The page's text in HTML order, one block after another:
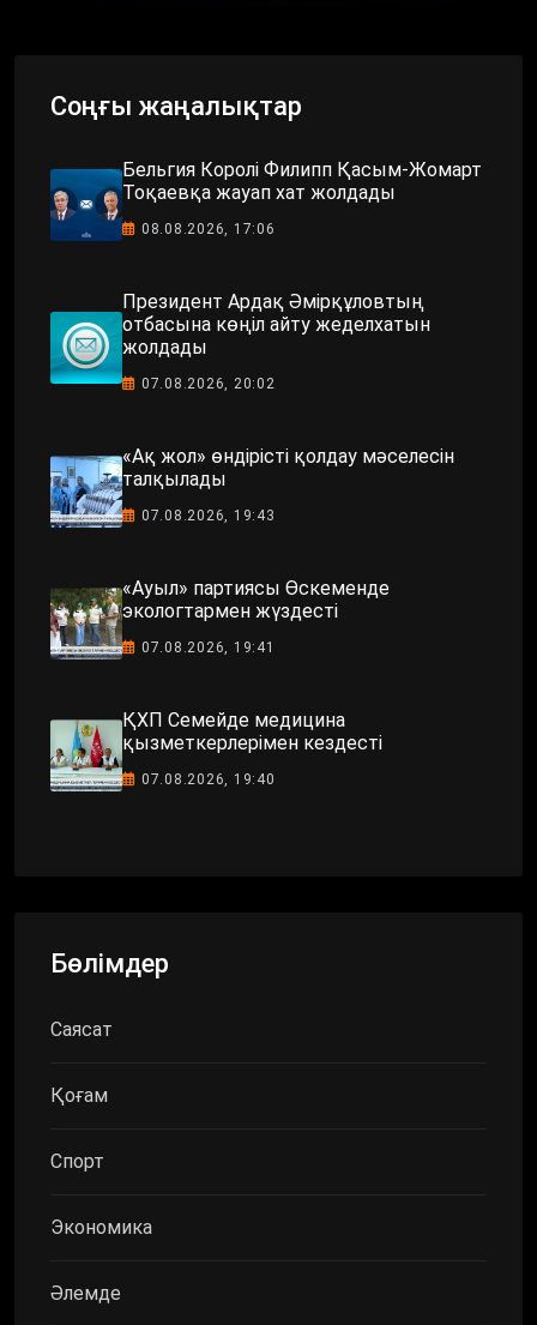
Соңғы жаңалықтар
Бельгия Королі Филипп Қасым-Жомарт
Тоқаевқа жауап хат жолдады
08.08.2026, 17:06
Президент Ардақ Әмірқұловтың
отбасына көңіл айту жеделхатын
жолдады
07.08.2026, 20:02
«Ақ жол» өндірісті қолдау мәселесін
талқылады
07.08.2026, 19:43
«Ауыл» партиясы Өскеменде
экологтармен жүздесті
07.08.2026, 19:41
ҚХП Семейде медицина
қызметкерлерімен кездесті
07.08.2026, 19:40
Бөлімдер
Саясат
Қоғам
Спорт
Экономика
Әлемде